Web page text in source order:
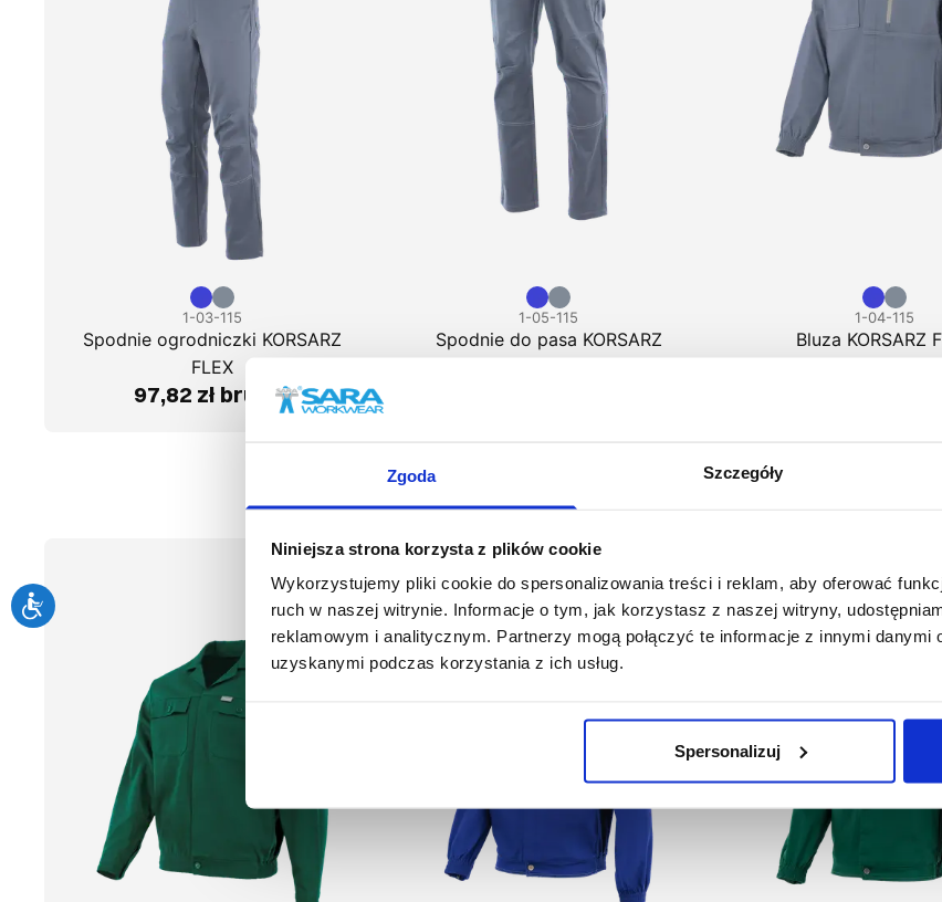
Zgoda Szczegóły
Niniejsza strona korzysta z plików cookie
Wykorzystujemy pliki cookie do spersonalizowania treści i reklam, aby oferować
ruch w naszej witrynie. Informacje o tym, jak korzystasz z naszej witryny,
reklamowym i analitycznym. Partnerzy mogą połączyć te informacje z innymi danymi
uzyskanymi podczas korzystania z ich usług.
Spersonalizuj
1-03-115
Spodnie ogrodniczki KORSARZ
FLEX
97,82 zł brutto
1-05-115
Spodnie do pasa KORSARZ
1-04-115
Bluza KORSARZ
Podobne produkty